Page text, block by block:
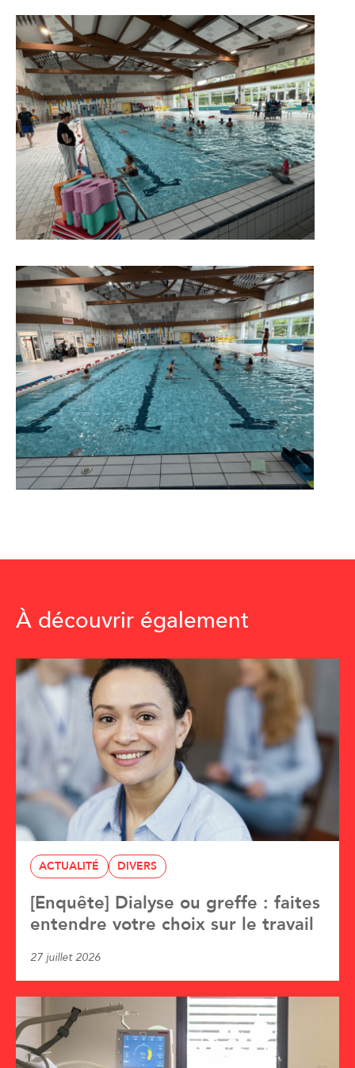
À découvrir également
ACTUALITÉ DIVERS
[Enquête] Dialyse ou greffe : faites
entendre votre choix sur le travail
27 juillet 2026